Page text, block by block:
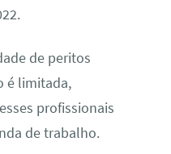
de peritos
é limitada,
profissionais
de trabalho.